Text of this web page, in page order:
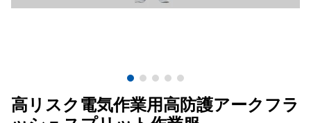
高リスク電気作業用高防護アークフラ